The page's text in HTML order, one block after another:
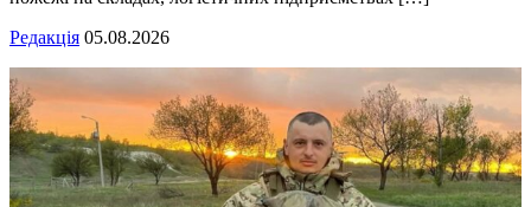
Редакція 05.08.2026